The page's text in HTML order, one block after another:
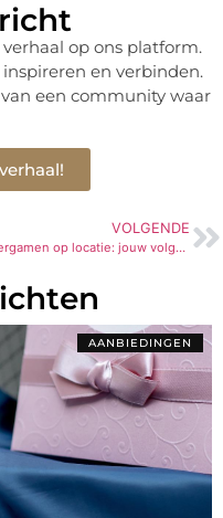
op ons platform.
en verbinden.
een community waar
VOLGENDE
Lasergamen op locatie: jouw volgende avontuur
AANBIEDINGEN